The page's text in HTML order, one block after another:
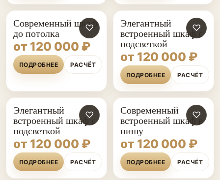
♡
Современный шкаф
до потолка
от 120 000 ₽
ПОДРОБНЕЕ РАСЧЁТ
♡
Элегантный
встроенный шкаф с
подсветкой
от 120 000 ₽
ПОДРОБНЕЕ РАСЧЁТ
♡
Элегантный
встроенный шкаф с
подсветкой
от 120 000 ₽
ПОДРОБНЕЕ РАСЧЁТ
♡
Современный
встроенный шкаф в
нишу
от 120 000 ₽
ПОДРОБНЕЕ РАСЧЁТ